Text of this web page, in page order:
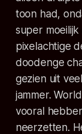
toon had,
super
pixelachtige
doodenge
gezien uit
jammer.
vooral
neerzetten.